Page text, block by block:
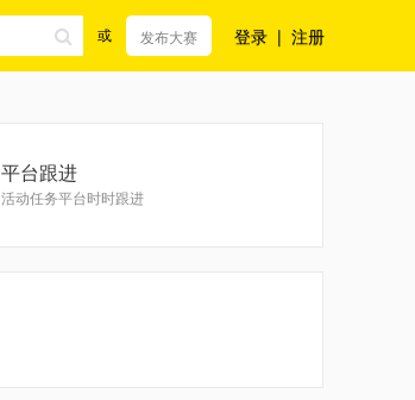
或 发布大赛 登录 | 注册
平台跟进
活动任务平台时时跟进